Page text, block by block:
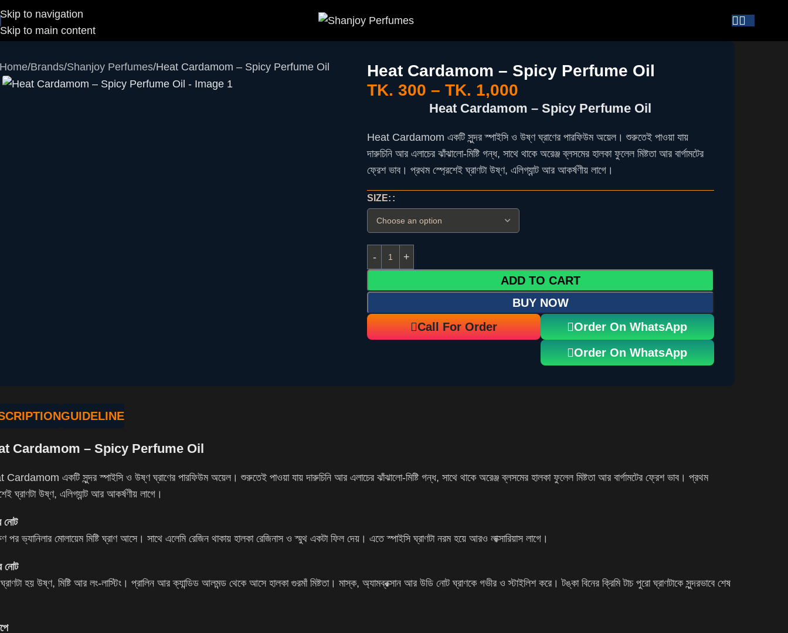
Skip to navigation
Skip to main content
Home Brands Shanjoy Perfumes Heat Cardamom – Spicy Perfume Oil
Heat Cardamom – Spicy Perfume Oil
TK. 300 – TK. 1,000
Heat Cardamom – Spicy Perfume Oil
Heat Cardamom একটি সুন্দর স্পাইসি ও উষ্ণ ঘ্রাণের পারফিউম অয়েল। শুরুতেই পাওয়া যায়
দারুচিনি আর এলাচের ঝাঁঝালো-মিষ্টি গন্ধ, সাথে থাকে অরেঞ্জ ব্লসমের হালকা ফুলেল মিষ্টতা আর বার্গামটের
ফ্রেশ ভাব। প্রথম স্প্রেশেই ঘ্রাণটা উষ্ণ, এলিগ্যান্ট আর আকর্ষণীয় লাগে।
SIZE:
ADD TO CART
BUY NOW
Call For Order
Order On WhatsApp
Order On WhatsApp
GUIDELINE
Cardamom – Spicy Perfume Oil
একটি সুন্দর স্পাইসি ও উষ্ণ ঘ্রাণের পারফিউম অয়েল। শুরুতেই পাওয়া যায় দারুচিনি আর এলাচের ঝাঁঝালো-মিষ্টি গন্ধ, সাথে থাকে অরেঞ্জ ব্লসমের হালকা ফুলেল মিষ্টতা আর বার্গামটের ফ্রেশ ভাব। প্রথম
ঘ্রাণটা উষ্ণ, এলিগ্যান্ট আর আকর্ষণীয় লাগে।
নোট
পর ভ্যানিলার মোলায়েম মিষ্টি ঘ্রাণ আসে। সাথে এলেমি রেজিন থাকায় হালকা রেজিনাস ও স্মুথ একটা ফিল দেয়। এতে স্পাইসি ঘ্রাণটা নরম হয়ে আরও লাক্সারিয়াস লাগে।
নোট
হয় উষ্ণ, মিষ্টি আর লং-লাস্টিং। প্রালিন আর ক্যান্ডিড আলমন্ড থেকে আসে হালকা গুরমাঁ মিষ্টতা। মাস্ক, অ্যামব্রক্সান আর উডি নোট ঘ্রাণকে গভীর ও স্টাইলিশ করে। টঙ্কা বিনের ক্রিমি টাচ পুরো ঘ্রাণটাকে সুন্দরভাবে শেষ